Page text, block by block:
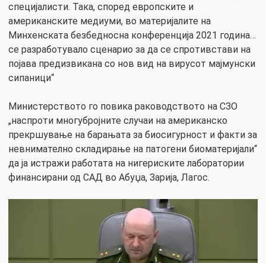
специјалисти. Така, според европските и
американските медиуми, во материјалите на
Минхенската безбедносна конференција 2021 година…
се разработувало сценарио за да се спротивстави на
појава предизвикана со нов вид на вирусот мајмунски
сипаници“
Министерството го повика раководството на СЗО
„наспроти многубројните случаи на американско
прекршување на барањата за биосигурност и факти за
невнимателно складирање на патогени биоматеријали“
да ја истражи работата на нигериските лаборатории
финансирани од САД во Абуџа, Зарија, Лагос.